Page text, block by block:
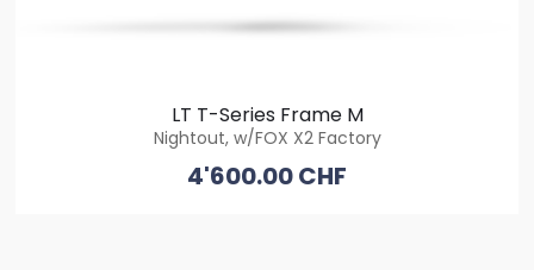
LT T-Series Frame M
Nightout, w/FOX X2 Factory
4'600.00 CHF